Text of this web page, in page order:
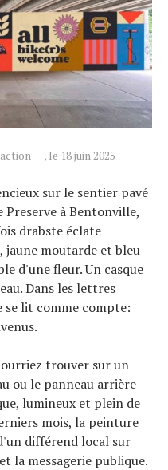
, le 18 juin 2025
sur le sentier pavé
à Bentonville,
drabste éclate
jaune moutarde et bleu
d'une fleur. Un casque
Dans les lettres
se lit comme compte:
trouver sur un
ou le panneau arrière
lumineux et plein de
mois, la peinture
différend local sur
la messagerie publique.